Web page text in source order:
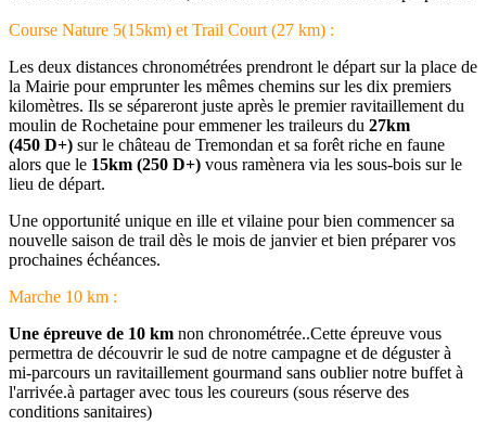
Course Nature 5(15km) et Trail Court (27 km) :
Les deux distances chronométrées prendront le départ sur la place de
la Mairie pour emprunter les mêmes chemins sur les dix premiers
kilomètres. Ils se sépareront juste après le premier ravitaillement du
moulin de Rochetaine pour emmener les traileurs du 27km
(450 D+) sur le château de Tremondan et sa forêt riche en faune
alors que le 15km (250 D+) vous ramènera via les sous-bois sur le
lieu de départ.
Une opportunité unique en ille et vilaine pour bien commencer sa
nouvelle saison de trail dès le mois de janvier et bien préparer vos
prochaines échéances.
Marche 10 km :
Une épreuve de 10 km non chronométrée..Cette épreuve vous
permettra de découvrir le sud de notre campagne et de déguster à
mi-parcours un ravitaillement gourmand sans oublier notre buffet à
l'arrivée.à partager avec tous les coureurs (sous réserve des
conditions sanitaires)